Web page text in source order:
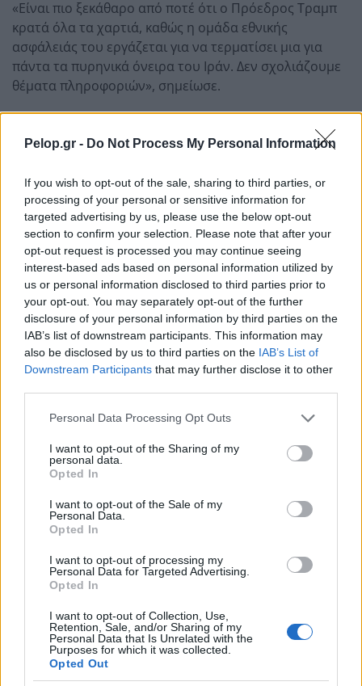
Pelop.gr - Do Not Process My Personal Information
If you wish to opt-out of the sale, sharing to third parties, or
processing of your personal or sensitive information for
targeted advertising by us, please use the below opt-out
section to confirm your selection. Please note that after your
opt-out request is processed you may continue seeing
interest-based ads based on personal information utilized by
us or personal information disclosed to third parties prior to
your opt-out. You may separately opt-out of the further
disclosure of your personal information by third parties on the
IAB’s list of downstream participants. This information may
also be disclosed by us to third parties on the IAB’s List of
Downstream Participants that may further disclose it to other
Please note that this website/app uses one or more Google
not limited to your visit or usage behaviour. You may click to
grant or deny consent to Google and its third-party tags to
use your data for below specified purposes in below Google
consent section.
Personal Data Processing Opt Outs
I want to opt-out of the Sharing of my
personal data.
Opted In
I want to opt-out of the Sale of my
Personal Data.
Opted In
I want to opt-out of processing my
Personal Data for Targeted Advertising.
Opted In
I want to opt-out of Collection, Use,
Retention, Sale, and/or Sharing of my
Personal Data that Is Unrelated with the
Purposes for which it was collected.
Opted Out
«Είναι πιο ξεκάθαρο από ποτέ ότι ο Πρόεδρος Τραμπ
κρατά όλα τα χαρτιά, καθώς η ομάδα εθνικής
ασφάλειάς του εργάζεται για να τερματίσει μια για
πάντα τα πυρηνικά όνειρα του Ιράν. Δεν σχολιάζουμε
θέματα πληροφοριών», σημείωσε.
Τραμπ: «Πολύ πιθανή» συμφωνία με το Ιράν, τι λέει η
Τεχεράνη
το αδιέξοδο στις συνομιλίες
Αναλυτές φοβούνται ότι η σύγκρουση μπορεί να
εξελιχθεί σε δοκιμασία αντοχής, με τις δύο πλευρές να
προσπαθούν να αντέξουν περισσότερο την πίεση, ενώ
η ανάγκη επιστροφής στις διαπραγματεύσεις
παραμένει.
Η Τεχεράνη αναμενόταν έως το βράδυ της
Παρασκευής να απαντήσει σε μονοσέλιδο προσχέδιο
συμφωνίας που υπέβαλε η Ουάσινγκτον στο Πακιστάν.
Ωστόσο, αυτό δεν συνέβη, ενώ ορισμένες πηγές
επόμενη εβδομάδα.
Η αβεβαιότητα γύρω από την υγεία και τον πολιτικό
ρόλο του Χαμενεΐ δυσκολεύει ακόμη περισσότερο τις
προσπάθειες των διαπραγματευτών των ΗΠΑ και των
συμμάχων τους.
δήλωσε την Παρασκευή ότι «το σύστημα του Ιράν
παραμένει εξαιρετικά κατακερματισμένο και είναι
δυσλειτουργικό», υπογραμμίζοντας ότι αυτό μπορεί
να λειτουργήσει ως εμπόδιο στις συνομιλίες.
Νετανιάχου: «Έτοιμοι για κάθε σενάριο με το Ιράν»